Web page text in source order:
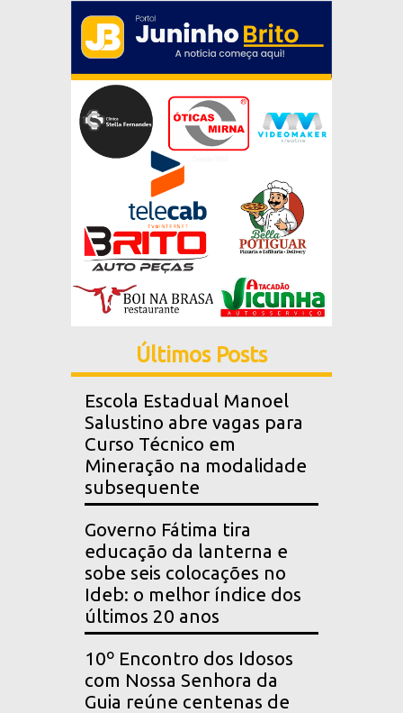
Últimos Posts
Escola Estadual Manoel
Salustino abre vagas para
Curso Técnico em
Mineração na modalidade
subsequente
Governo Fátima tira
educação da lanterna e
sobe seis colocações no
Ideb: o melhor índice dos
últimos 20 anos
10º Encontro dos Idosos
com Nossa Senhora da
Guia reúne centenas de